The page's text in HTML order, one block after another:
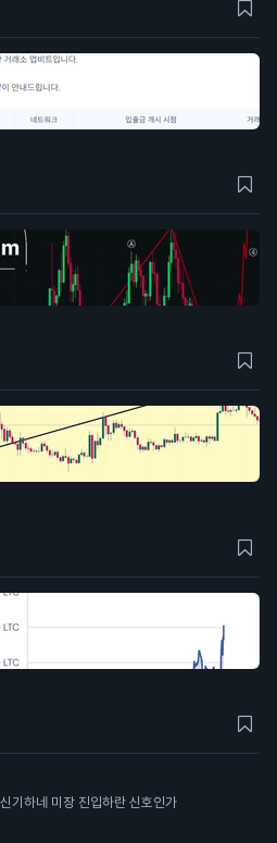
기하네 미장 진입하란 신호인가